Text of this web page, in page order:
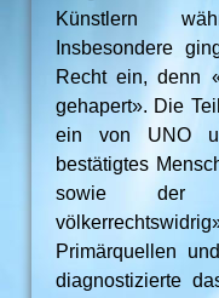
Künstlern
Insbesondere
Recht ein, denn
gehapert». Die
ein von UNO
bestätigtes
sowie der
Primärquellen
diagnostizierte